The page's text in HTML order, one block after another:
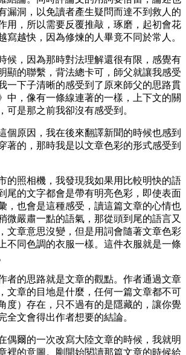
漏洞，以免讀者產生疑問而達不到救人的
用，所以需要反覆推敲，琢磨，起初會花
寫越快，因為修煉的人畢竟不同於常人。
候，因為那時對法理解還很有限，感覺有
顯的聯繫，背法總卡可，師父就讓我感受
一下子清晰的感受到了原來師父的思路貫
中，像有一條線連著的一樣，上下文的關
可是那之前我卻沒有感受到。
個原因，我在後來翻譯新聞的時候也感到
著的，那時我是以文章色彩的形式感受到
的照相機，我發現我如果用比較明快的語
尾的文字都會是帶有明亮色彩，即使表面
，也會是這種感受，讀這篇文章的心情也
微嚴肅一點的語氣，那從頭到尾的語言又
文章意思沒變，但是用詞會隨著文章色彩
不同色調的衣服一樣。這件衣服就是一條
者的思路就是文章的觀點。作者通過文章
文章的目地是什麼，任何一篇文章都不可
度）存在，只不過有的是隱藏的，讓你覺
全文會得出作者想要的結論。
偶爾的一次改寫大陸文章的時候，我就明
裡的意圖。剛開始閱讀那篇文章的時候給